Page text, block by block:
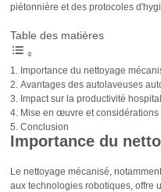
piétonnière et des protocoles
Table des matières
Importance du nettoyage
Avantages des autolaveuses
Impact sur la productivité
Mise en œuvre et considérations
Conclusion
Importance du
Le nettoyage mécanisé,
aux technologies robotiques, offre